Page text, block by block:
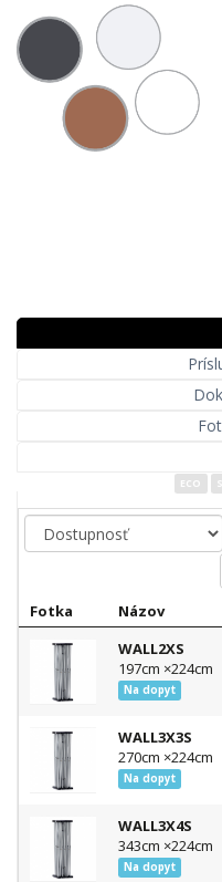
ECO
Fotka Názov
WALL2XS
197cm ×224cm
Na dopyt
WALL3X3S
270cm ×224cm
Na dopyt
WALL3X4S
343cm ×224cm
Na dopyt